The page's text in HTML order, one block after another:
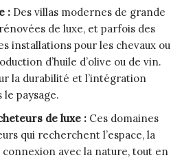
: Des villas modernes de grande
de luxe, et parfois des
installations pour les chevaux ou
d’huile d’olive ou de vin.
la durabilité et l’intégration
paysage.
de luxe : Ces domaines
qui recherchent l’espace, la
avec la nature, tout en